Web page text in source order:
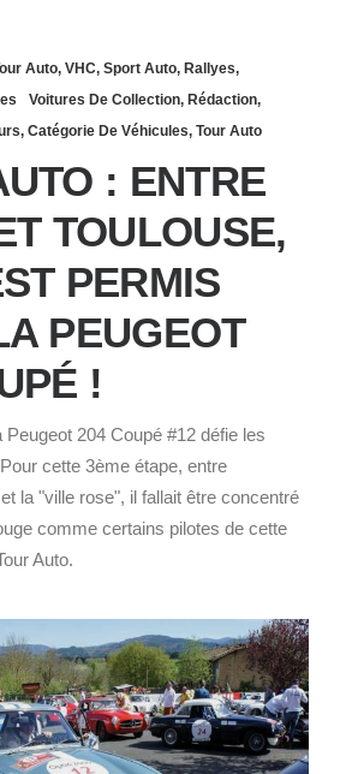
Auto, VHC, Sport Auto, Rallyes,
Voitures De Collection, Rédaction,
, Catégorie De Véhicules, Tour Auto
: ENTRE
TOULOUSE,
PERMIS
PEUGEOT
!
Peugeot 204 Coupé #12 défie les
cette 3ème étape, entre
la "ville rose", il fallait être concentré
comme certains pilotes de cette
Auto.